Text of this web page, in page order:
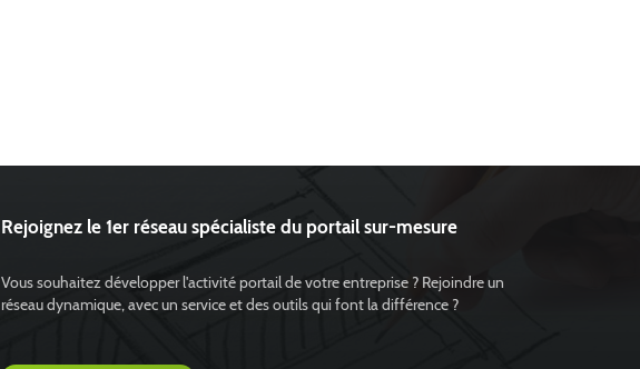
Rejoignez le 1er réseau spécialiste du portail sur-mesure
Vous souhaitez développer l'activité portail de votre entreprise ? Rejoindre un
réseau dynamique, avec un service et des outils qui font la différence ?